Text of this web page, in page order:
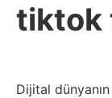
tiktok
Dijital